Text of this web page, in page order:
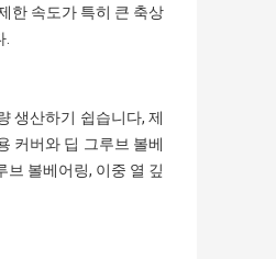
한 속도가 특히 큰 축상
.
생산하기 쉽습니다, 제
커버와 딥 그루브 볼베
브 볼베어링, 이중 열 깊